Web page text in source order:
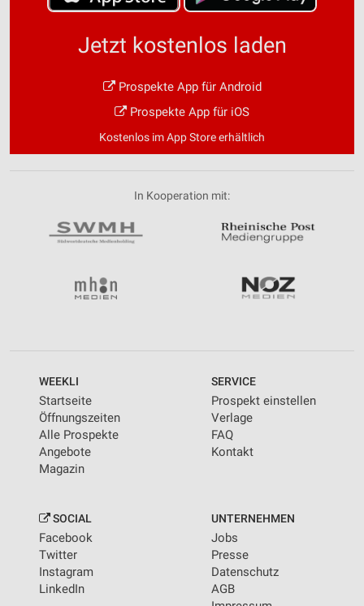
Jetzt kostenlos laden
Prospekte App für Android
Prospekte App für iOS
Kostenlos im App Store erhältlich
In Kooperation mit:
WEEKLI
Startseite
Öffnungszeiten
Alle Prospekte
Angebote
Magazin
SERVICE
Prospekt einstellen
Verlage
FAQ
Kontakt
SOCIAL
Facebook
Twitter
Instagram
LinkedIn
UNTERNEHMEN
Jobs
Presse
Datenschutz
AGB